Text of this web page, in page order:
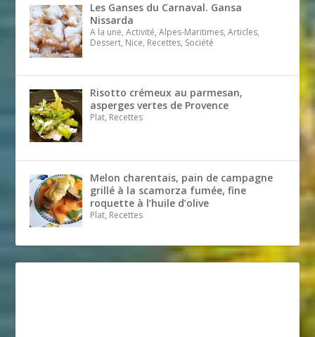
Les Ganses du Carnaval. Gansa
Nissarda
A la une, Activité, Alpes-Maritimes, Articles,
Dessert, Nice, Recettes, Société
Risotto crémeux au parmesan,
asperges vertes de Provence
Plat, Recettes
Melon charentais, pain de campagne
grillé à la scamorza fumée, fine
roquette à l’huile d’olive
Plat, Recettes